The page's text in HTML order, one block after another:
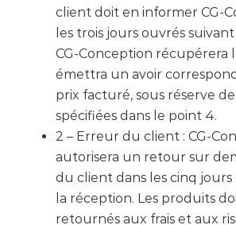
client doit en informer CG-
les trois jours ouvrés
CG-Conception récupérera
émettra un avoir
prix facturé, sous réserve
spécifiées dans le point 4.
2 – Erreur du client : CG-
autorisera un retour sur
du client dans les cinq
la réception. Les produits
retournés aux frais et aux